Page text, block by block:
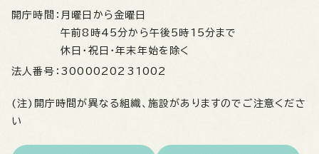
開庁時間： 月曜日から金曜日
午前8時45分から午後5時15分まで
休日・祝日・年末年始を除く
法人番号： 3000020231002
(注)開庁時間が異なる組織、施設がありますのでご注意くださ
い